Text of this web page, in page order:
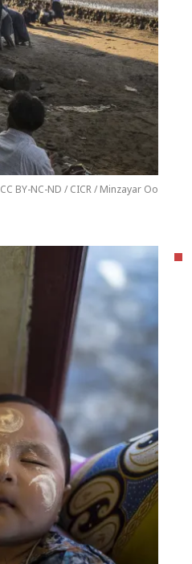
CC BY-NC-ND / CICR / Minzayar Oo